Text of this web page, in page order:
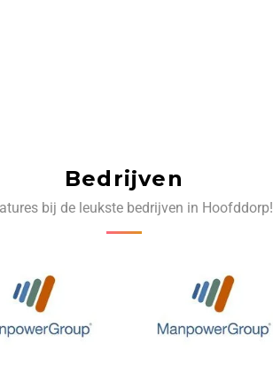
Bedrijven
bij de leukste bedrijven in Hoofddorp!